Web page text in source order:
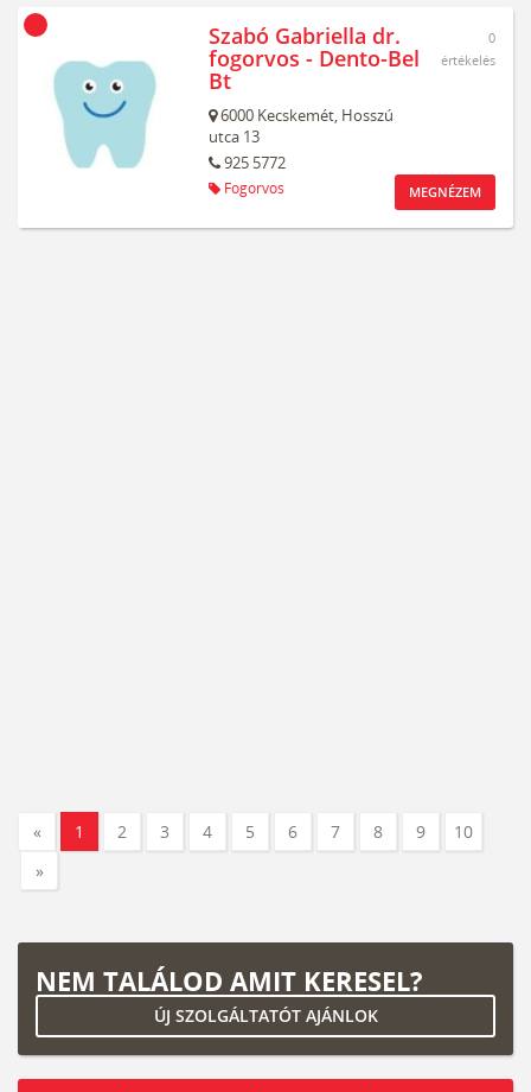
Szabó Gabriella dr.
fogorvos - Dento-Bel
Bt
6000 Kecskemét, Hosszú
utca 13
925 5772
Fogorvos
0
értékelés
MEGNÉZEM
« 1 2 3 4 5 6 7 8 9
10
»
NEM TALÁLOD AMIT KERESEL?
ÚJ SZOLGÁLTATÓT AJÁNLOK